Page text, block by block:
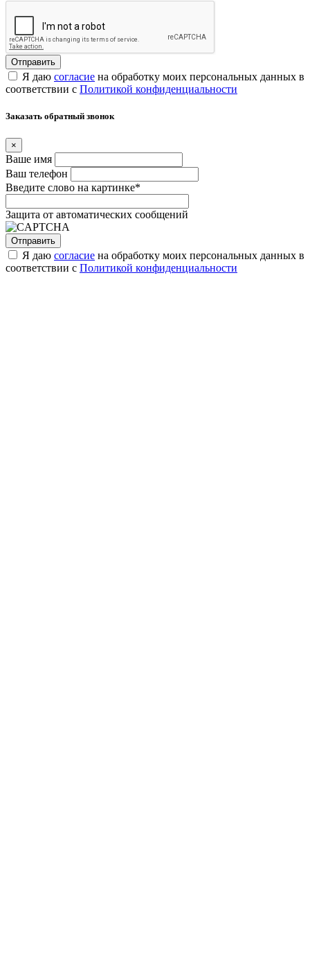
Я даю согласие на обработку моих персональных данных в
соответствии с Политикой конфиденциальности
Заказать обратный звонок
×
Ваше имя
Ваш телефон
Введите слово на картинке*
Защита от автоматических сообщений
Я даю согласие на обработку моих персональных данных в
соответствии с Политикой конфиденциальности